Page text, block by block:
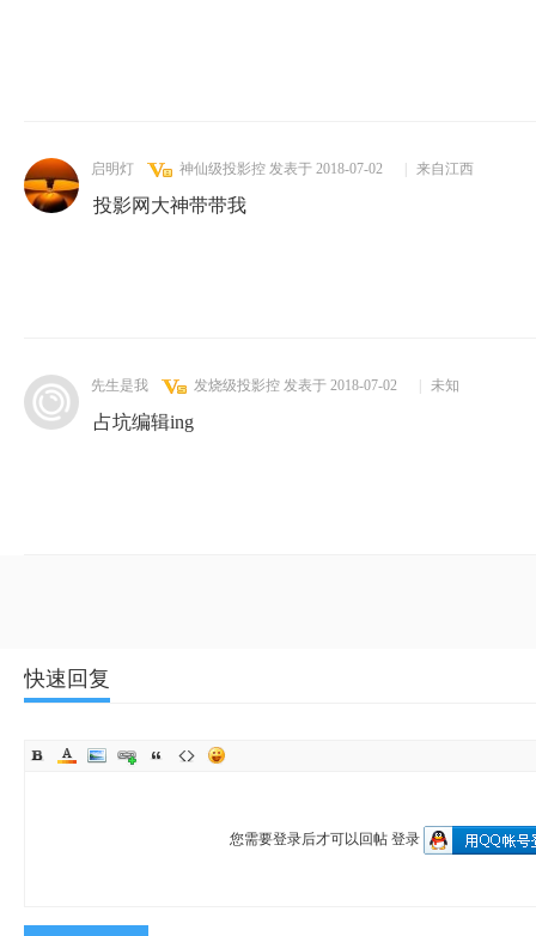
启明灯 神仙级投影控 发表于 2018-07-02 来自江西
投影网大神带带我
先生是我 发烧级投影控 发表于 2018-07-02 未知
占坑编辑ing
快速回复
您需要登录后才可以回帖 登录